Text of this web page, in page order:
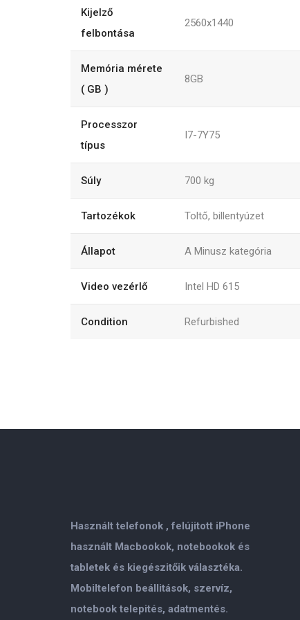
Kijelző
felbontása
2560x1440
Memória mérete
( GB )
8GB
Processzor
típus
I7-7Y75
Súly 700 kg
Tartozékok Toltő, billentyúzet
Állapot A Minusz kategória
Video vezérlő Intel HD 615
Condition Refurbished
Használt telefonok , felújitott iPhone
használt Macbookok, notebookok és
tabletek és kiegészitőik választéka.
Mobiltelefon beállitások, szervíz,
notebook telepités, adatmentés.